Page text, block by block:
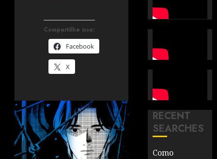
Compartilhe isso:
Facebook
X
RECENT
SEARCHES
Como